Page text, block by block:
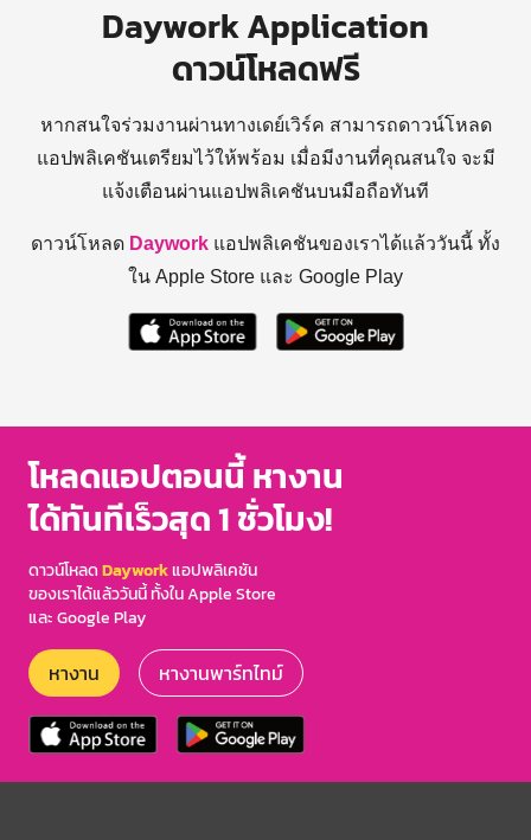
Daywork Application
ดาวน์โหลดฟรี
หากสนใจร่วมงานผ่านทางเดย์เวิร์ค สามารถดาวน์โหลด
แอปพลิเคชันเตรียมไว้ให้พร้อม เมื่อมีงานที่คุณสนใจ จะมี
แจ้งเตือนผ่านแอปพลิเคชันบนมือถือทันที
ดาวน์โหลด Daywork แอปพลิเคชันของเราได้แล้ววันนี้ ทั้ง
ใน Apple Store และ Google Play
โหลดแอปตอนนี้ หางาน
ได้ทันทีเร็วสุด 1 ชั่วโมง!
ดาวน์โหลดDayworkแอปพลิเคชัน
ของเราได้แล้ววันนี้ ทั้งใน Apple Store
และ Google Play
หางาน หางานพาร์ทไทม์